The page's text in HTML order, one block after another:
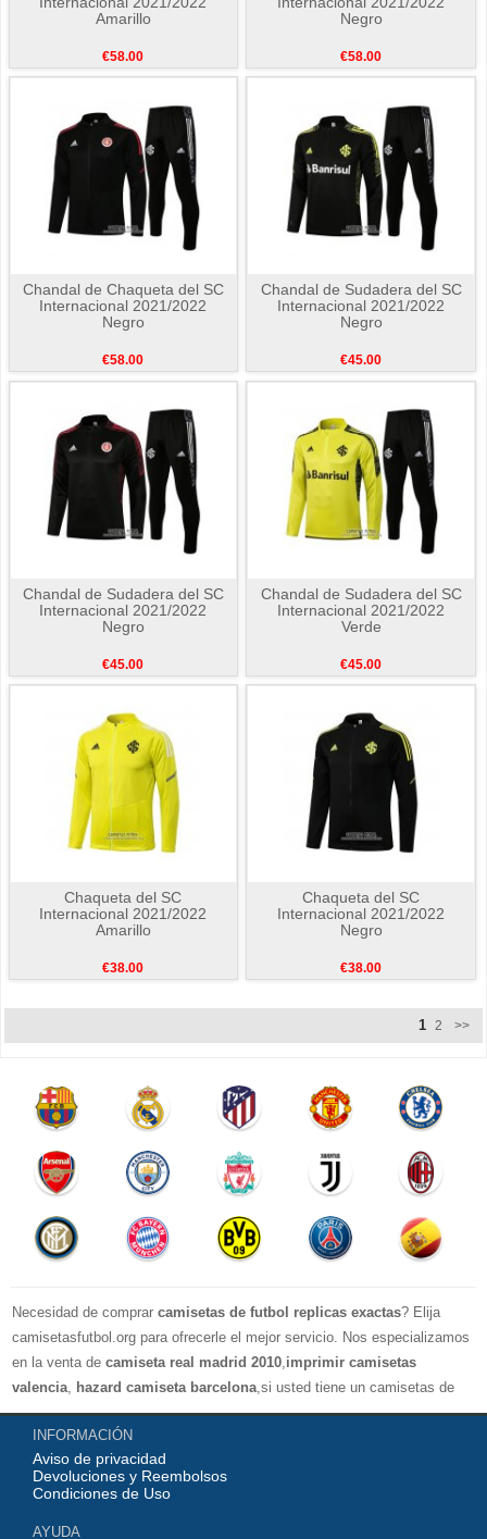
Amarillo
€58.00
Negro
€58.00
Chandal de Chaqueta del SC
Internacional 2021/2022
Negro
€58.00
Chandal de Sudadera del SC
Internacional 2021/2022
Negro
€45.00
Chandal de Sudadera del SC
Internacional 2021/2022
Negro
€45.00
Chandal de Sudadera del SC
Internacional 2021/2022
Verde
€45.00
Chaqueta del SC
Internacional 2021/2022
Amarillo
€38.00
Chaqueta del SC
Internacional 2021/2022
Negro
€38.00
1 2 >>
Necesidad de comprar camisetas de futbol replicas exactas? Elija
camisetasfutbol.org para ofrecerle el mejor servicio. Nos especializamos
en la venta de camiseta real madrid 2010,imprimir camisetas
valencia, hazard camiseta barcelona,si usted tiene un camisetas de
futbol favorito, le damos la bienvenida a nuestra tienda paracomprar, le
damos el mayor descuento, compras por más de 99 € envío gratis.
¡Elíjanos, elija un buen estado de ánimo, gracias por su compra!
INFORMACIÓN
Aviso de privacidad
Devoluciones y Reembolsos
Condiciones de Uso
AYUDA